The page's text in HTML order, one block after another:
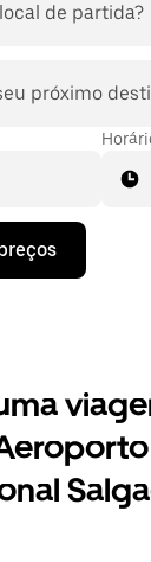
de partida?
próximo